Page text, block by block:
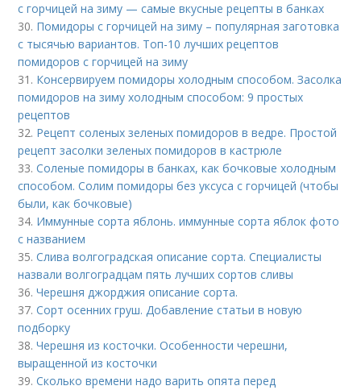
с горчицей на зиму — самые вкусные рецепты в банках
30. Помидоры с горчицей на зиму – популярная заготовка
с тысячью вариантов. Топ-10 лучших рецептов
помидоров с горчицей на зиму
31. Консервируем помидоры холодным способом. Засолка
помидоров на зиму холодным способом: 9 простых
рецептов
32. Рецепт соленых зеленых помидоров в ведре. Простой
рецепт засолки зеленых помидоров в кастрюле
33.Соленые помидоры в банках, как бочковые холодным
способом. Солим помидоры без уксуса с горчицей (чтобы
были, как бочковые)
34. Иммунные сорта яблонь. иммунные сорта яблок фото
с названием
35.Слива волгоградская описание сорта. Специалисты
назвали волгоградцам пять лучших сортов сливы
36.Черешня джорджия описание сорта.
37.Сорт осенних груш. Добавление статьи в новую
подборку
38.Черешня из косточки. Особенности черешни,
выращенной из косточки
39.Сколько времени надо варить опята перед